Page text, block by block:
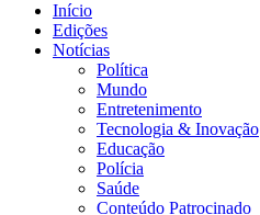
Início
Edições
Notícias
Política
Mundo
Entretenimento
Tecnologia & Inovação
Educação
Polícia
Saúde
Conteúdo Patrocinado